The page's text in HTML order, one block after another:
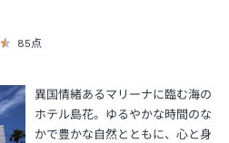
85点
異国情緒あるマリーナに臨む海の
ホテル島花。ゆるやかな時間のな
かで豊かな自然とともに、心と身